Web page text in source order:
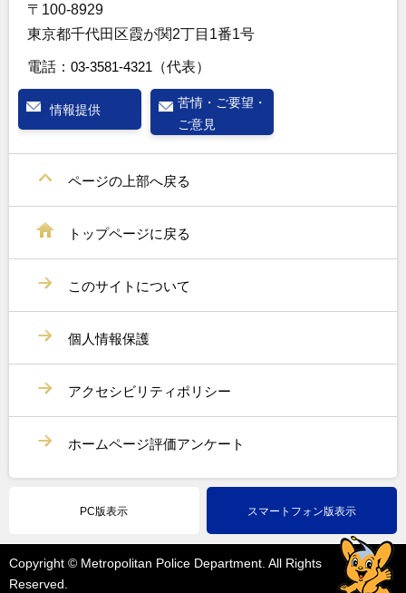
〒100-8929
東京都千代田区霞が関2丁目1番1号
電話： 03-3581-4321 （代表）
情報提供
苦情・ご要望・
ご意見
ページの上部へ戻る
トップページに戻る
このサイトについて
個人情報保護
アクセシビリティポリシー
ホームページ評価アンケート
PC版表示 スマートフォン版表示
Copyright © Metropolitan Police Department. All Rights
Reserved.